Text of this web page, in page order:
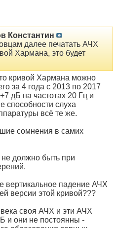
Константин
далее печатать АЧХ
Хармана, это будет
кривой Хармана можно
за 4 года с 2013 по 2017
дБ на частотах 20 Гц и
способности слуха
всё те же.
сомнения в самих
не должно быть при
вертикальное падение АЧХ
версии этой кривой???
своя АЧХ и эти АЧХ
и они не постоянны -